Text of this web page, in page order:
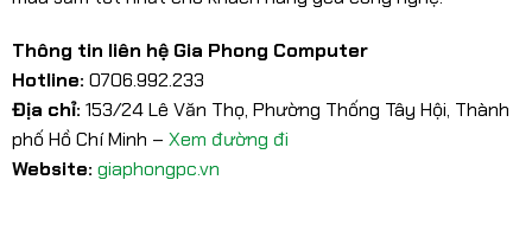
Thông tin liên hệ Gia Phong Computer
Hotline: 0706.992.233
Địa chỉ: 153/24 Lê Văn Thọ, Phường Thống Tây Hội, Thành
phố Hồ Chí Minh – Xem đường đi
Website: giaphongpc.vn